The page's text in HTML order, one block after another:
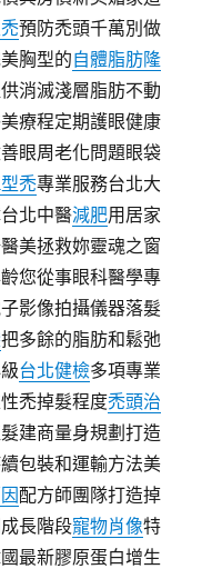
預防禿頭千萬別做
胸型的自體脂肪隆
消滅淺層脂肪不動
療程定期護眼健康
眼周老化問題眼袋
禿專業服務台北大
北中醫減肥用居家
美拯救妳靈魂之窗
您從事眼科醫學專
影像拍攝儀器落髮
把多餘的脂肪和鬆弛
台北健檢多項專業
禿掉髮程度禿頭治
建商量身規劃打造
包裝和運輸方法美
配方師團隊打造掉
長階段寵物肖像特
最新膠原蛋白增生